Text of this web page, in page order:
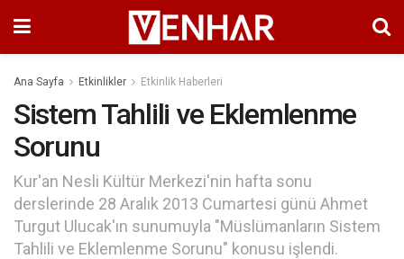
Ana Sayfa Etkinlikler Etkinlik Haberleri
Sistem Tahlili ve Eklemlenme
Sorunu
Kur'an Nesli Kültür Merkezi'nin hafta sonu
derslerinde 28 Aralık 2013 Cumartesi günü Ahmet
Turgut Ulucak'ın sunumuyla "Müslümanların Sistem
Tahlili ve Eklemlenme Sorunu" konusu işlendi.